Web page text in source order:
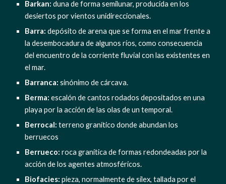
Barkan: duna de forma semilunar, producida en los
desiertos por vientos unidireccionales.
Barra: depósito de arena que se forma en el mar frente a
la desembocadura de algunos ríos, como consecuencia
del encuentro de la corriente fluvial con las existentes en
el mar.
Barranca: sinónimo de cárcava.
Berma: escalón de cantos rodados depositados en una
playa por la acción de las olas de un temporal.
Berrocal: terreno granítico donde abundan los
berruecos
Berrueco: roca granítica de formas redondeadas por la
acción de los agentes atmosféricos.
Biofacies: pieza, normalmente de sílex, tallada por el